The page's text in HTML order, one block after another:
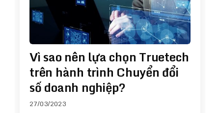
Vì sao nên lựa chọn Truetech
trên hành trình Chuyển đổi
số doanh nghiệp?
27/03/2023